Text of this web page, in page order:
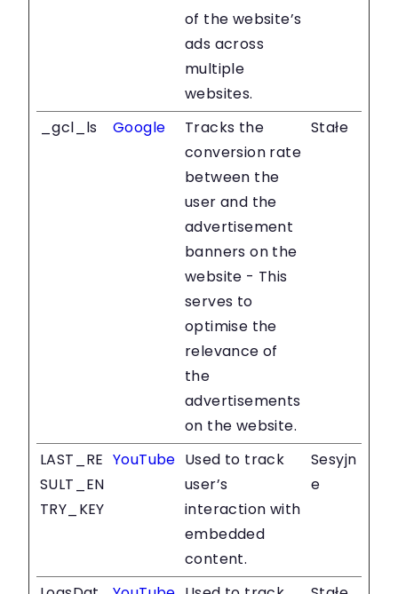
of the website’s
ads across
multiple
websites.
_gcl_ls Google
Tracks the
conversion rate
between the
user and the
advertisement
banners on the
website - This
serves to
optimise the
relevance of
the
advertisements
on the website.
Stałe
LAST_RE
SULT_EN
TRY_KEY
YouTube Used to track
user’s
interaction with
embedded
content.
Sesyjn
e